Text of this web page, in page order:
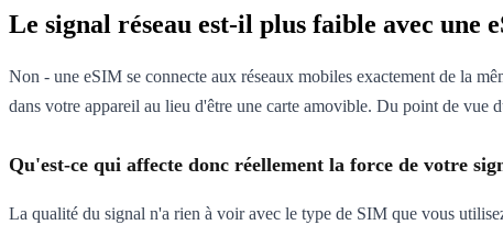
Le signal réseau est-il plus faible avec une
Non - une eSIM se connecte aux réseaux mobiles exactement de la
dans votre appareil au lieu d'être une carte amovible. Du point de vue
Qu'est-ce qui affecte donc réellement la force de votre
La qualité du signal n'a rien à voir avec le type de SIM que vous